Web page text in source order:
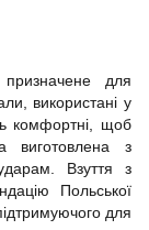
для
використані у
комфортні, щоб
виготовлена з
Взуття з
Польської
для